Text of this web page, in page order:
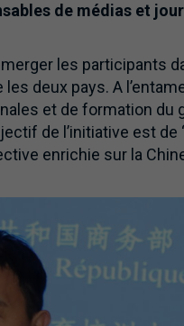
de médias et
les participants
deux pays. A
et de formation du
de l’initiative est de
enrichie sur la